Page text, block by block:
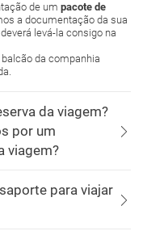
de um pacote de
a documentação da sua
levá-la consigo na
da companhia
da viagem?
por um
viagem?
para viajar